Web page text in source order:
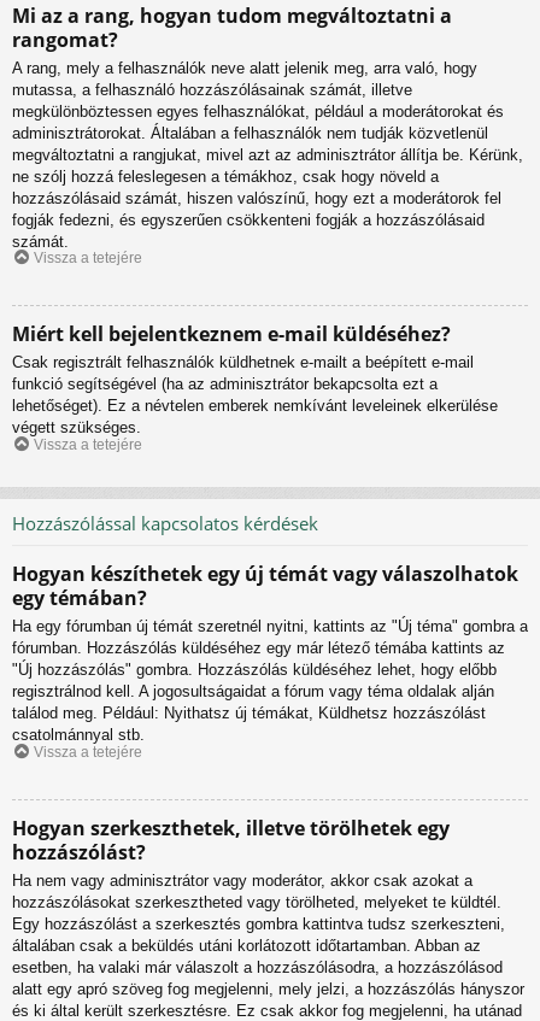
Mi az a rang, hogyan tudom megváltoztatni a
rangomat?
A rang, mely a felhasználók neve alatt jelenik meg, arra való, hogy
mutassa, a felhasználó hozzászólásainak számát, illetve
megkülönböztessen egyes felhasználókat, például a moderátorokat és
adminisztrátorokat. Általában a felhasználók nem tudják közvetlenül
megváltoztatni a rangjukat, mivel azt az adminisztrátor állítja be. Kérünk,
ne szólj hozzá feleslegesen a témákhoz, csak hogy növeld a
hozzászólásaid számát, hiszen valószínű, hogy ezt a moderátorok fel
fogják fedezni, és egyszerűen csökkenteni fogják a hozzászólásaid
számát.
Vissza a tetejére
Miért kell bejelentkeznem e-mail küldéséhez?
Csak regisztrált felhasználók küldhetnek e-mailt a beépített e-mail
funkció segítségével (ha az adminisztrátor bekapcsolta ezt a
lehetőséget). Ez a névtelen emberek nemkívánt leveleinek elkerülése
végett szükséges.
Vissza a tetejére
Hozzászólással kapcsolatos kérdések
Hogyan készíthetek egy új témát vagy válaszolhatok
egy témában?
Ha egy fórumban új témát szeretnél nyitni, kattints az "Új téma" gombra a
fórumban. Hozzászólás küldéséhez egy már létező témába kattints az
"Új hozzászólás" gombra. Hozzászólás küldéséhez lehet, hogy előbb
regisztrálnod kell. A jogosultságaidat a fórum vagy téma oldalak alján
találod meg. Például: Nyithatsz új témákat, Küldhetsz hozzászólást
csatolmánnyal stb.
Vissza a tetejére
Hogyan szerkeszthetek, illetve törölhetek egy
hozzászólást?
Ha nem vagy adminisztrátor vagy moderátor, akkor csak azokat a
hozzászólásokat szerkesztheted vagy törölheted, melyeket te küldtél.
Egy hozzászólást a szerkesztés gombra kattintva tudsz szerkeszteni,
általában csak a beküldés utáni korlátozott időtartamban. Abban az
esetben, ha valaki már válaszolt a hozzászólásodra, a hozzászólásod
alatt egy apró szöveg fog megjelenni, mely jelzi, a hozzászólás hányszor
és ki által került szerkesztésre. Ez csak akkor fog megjelenni, ha utánad